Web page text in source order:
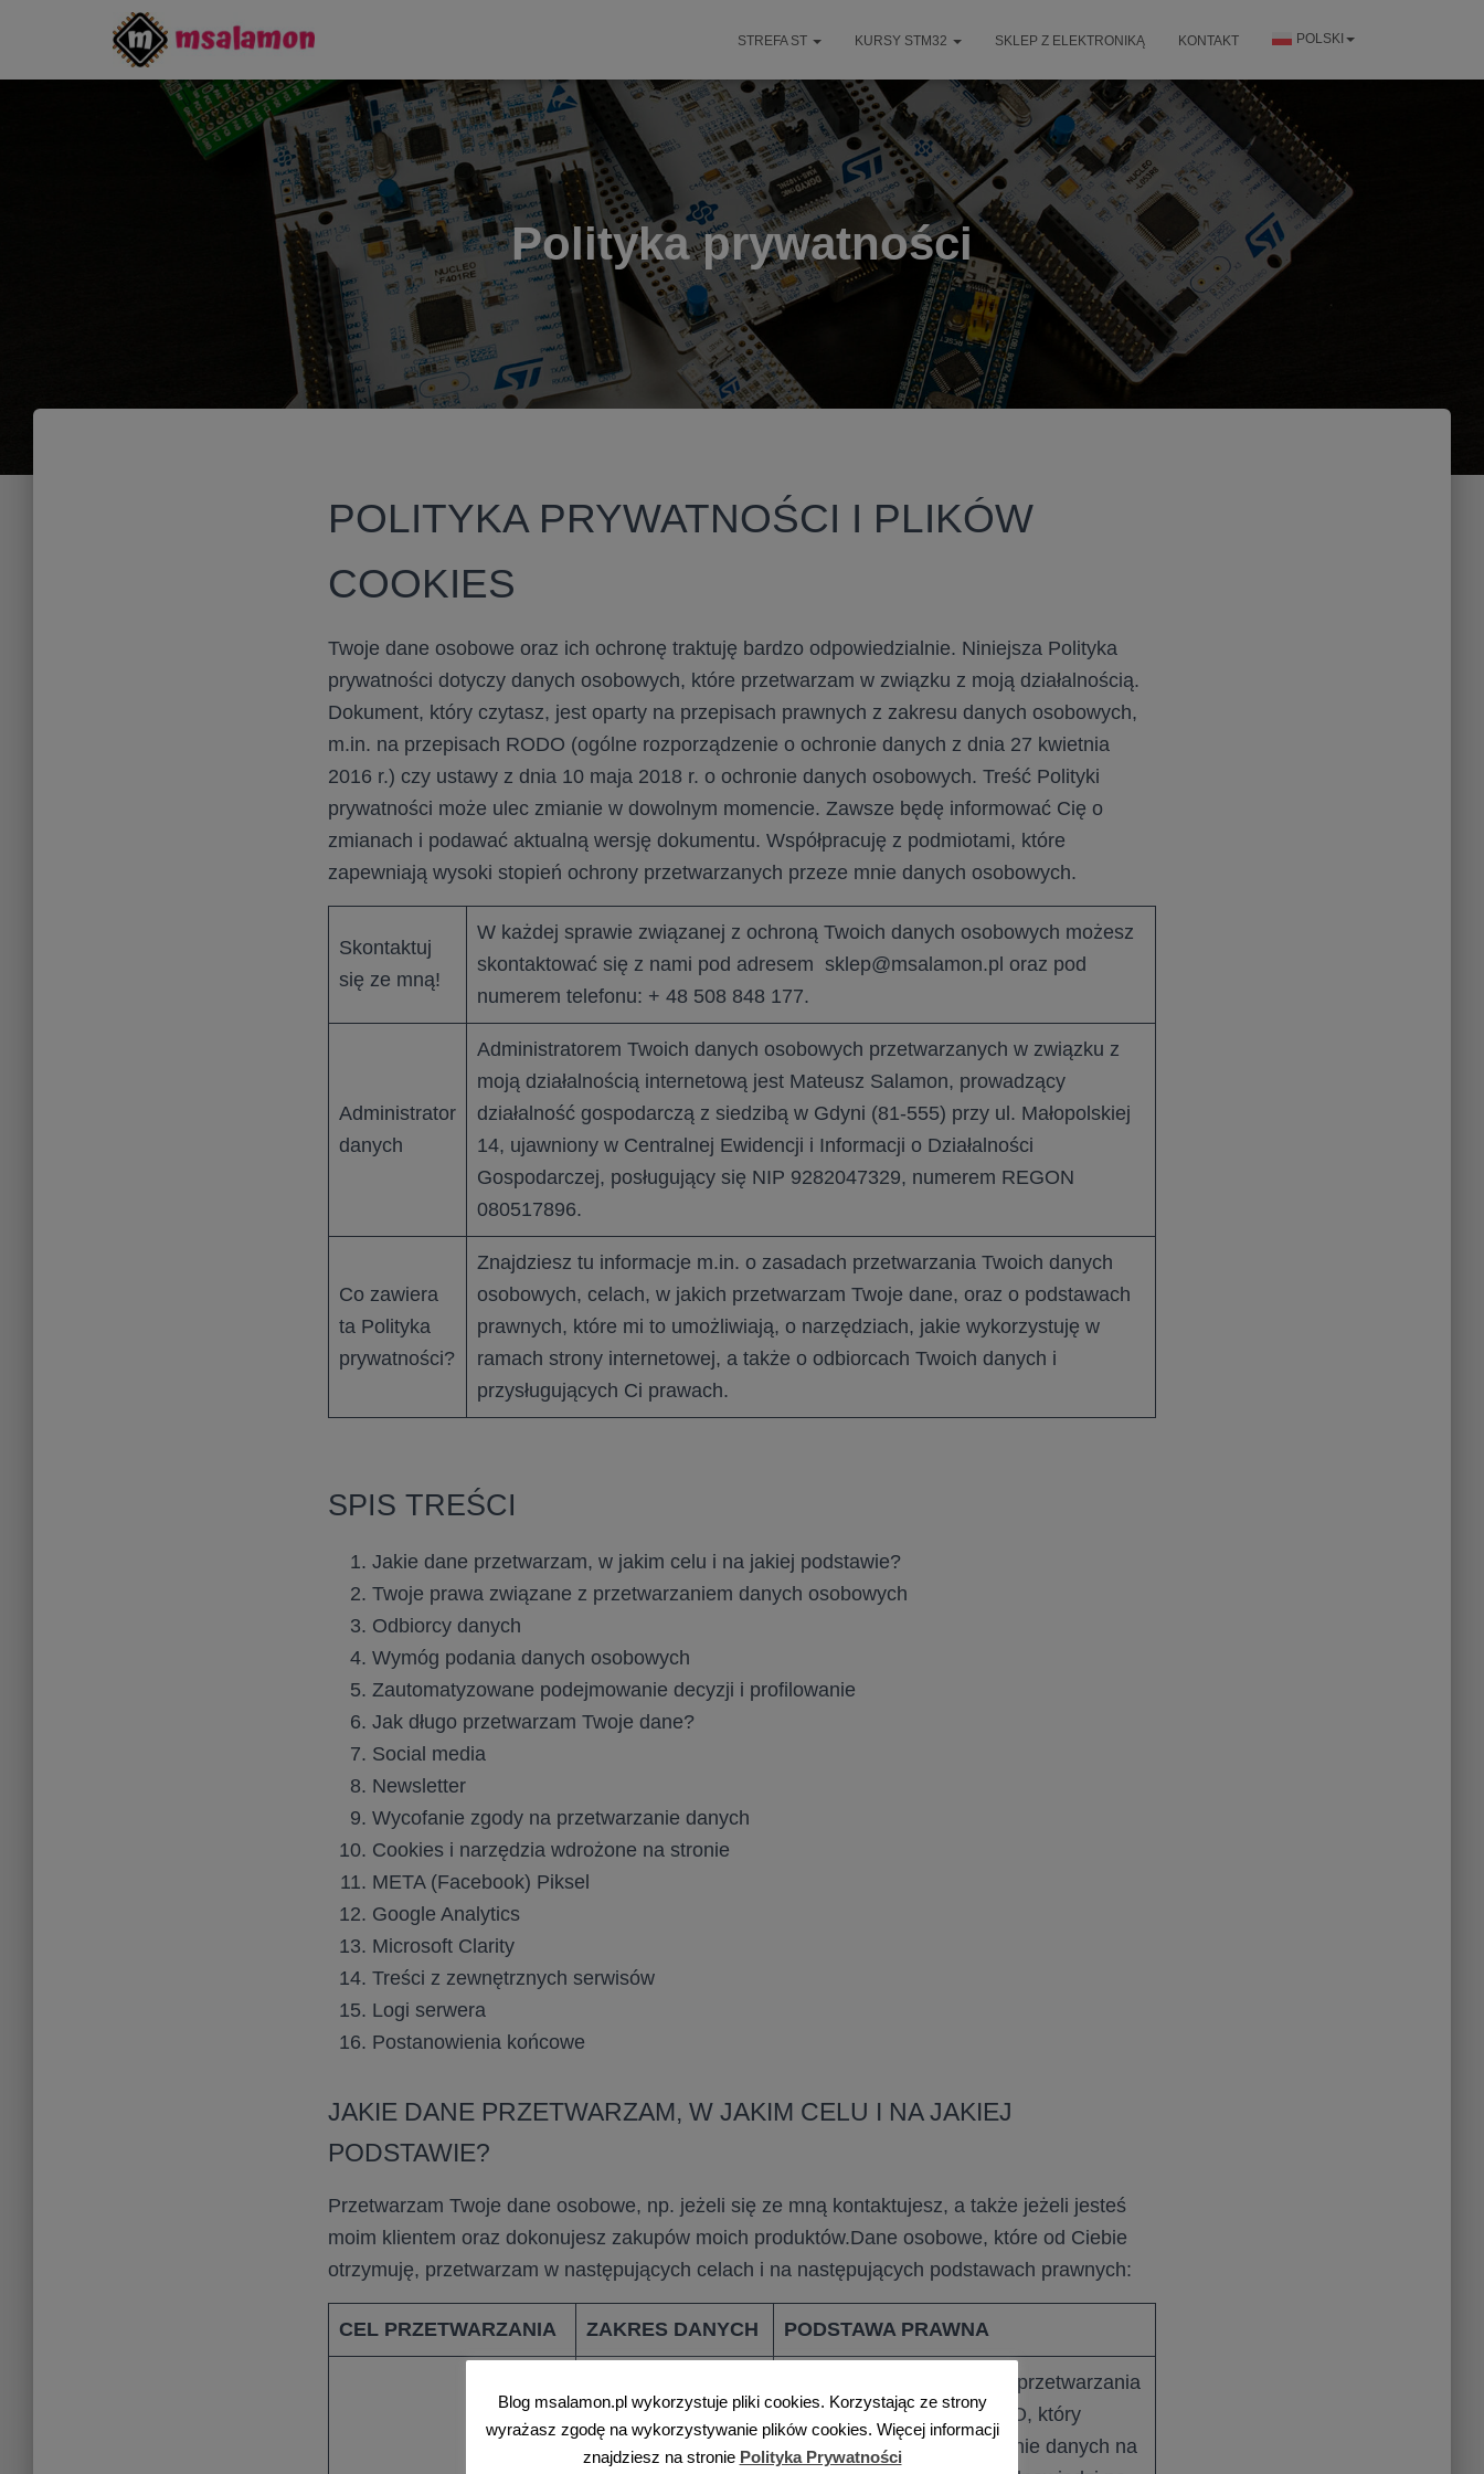
STREFA ST KURSY STM32 SKLEP Z ELEKTRONIKĄ KONTAKT POLSKI
Polityka prywatności
POLITYKA PRYWATNOŚCI I PLIKÓW
COOKIES
Twoje dane osobowe oraz ich ochronę traktuję bardzo odpowiedzialnie. Niniejsza Polityka
prywatności dotyczy danych osobowych, które przetwarzam w związku z moją działalnością.
Dokument, który czytasz, jest oparty na przepisach prawnych z zakresu danych osobowych,
m.in. na przepisach RODO (ogólne rozporządzenie o ochronie danych z dnia 27 kwietnia
2016 r.) czy ustawy z dnia 10 maja 2018 r. o ochronie danych osobowych. Treść Polityki
prywatności może ulec zmianie w dowolnym momencie. Zawsze będę informować Cię o
zmianach i podawać aktualną wersję dokumentu. Współpracuję z podmiotami, które
zapewniają wysoki stopień ochrony przetwarzanych przeze mnie danych osobowych.
Skontaktuj
się ze mną!
W każdej sprawie związanej z ochroną Twoich danych osobowych możesz
skontaktować się z nami pod adresem sklep@msalamon.pl oraz pod
numerem telefonu: + 48 508 848 177.
Administrator
danych
Administratorem Twoich danych osobowych przetwarzanych w związku z
moją działalnością internetową jest Mateusz Salamon, prowadzący
działalność gospodarczą z siedzibą w Gdyni (81-555) przy ul. Małopolskiej
14, ujawniony w Centralnej Ewidencji i Informacji o Działalności
Gospodarczej, posługujący się NIP 9282047329, numerem REGON
080517896.
Co zawiera
ta Polityka
prywatności?
Znajdziesz tu informacje m.in. o zasadach przetwarzania Twoich danych
osobowych, celach, w jakich przetwarzam Twoje dane, oraz o podstawach
prawnych, które mi to umożliwiają, o narzędziach, jakie wykorzystuję w
ramach strony internetowej, a także o odbiorcach Twoich danych i
przysługujących Ci prawach.
SPIS TREŚCI
Jakie dane przetwarzam, w jakim celu i na jakiej podstawie?
Twoje prawa związane z przetwarzaniem danych osobowych
Odbiorcy danych
Wymóg podania danych osobowych
Zautomatyzowane podejmowanie decyzji i profilowanie
Jak długo przetwarzam Twoje dane?
Social media
Newsletter
Wycofanie zgody na przetwarzanie danych
Cookies i narzędzia wdrożone na stronie
META (Facebook) Piksel
Google Analytics
Microsoft Clarity
Treści z zewnętrznych serwisów
Logi serwera
Postanowienia końcowe
JAKIE DANE PRZETWARZAM, W JAKIM CELU I NA JAKIEJ
PODSTAWIE?
Przetwarzam Twoje dane osobowe, np. jeżeli się ze mną kontaktujesz, a także jeżeli jesteś
moim klientem oraz dokonujesz zakupów moich produktów.Dane osobowe, które od Ciebie
otrzymuję, przetwarzam w następujących celach i na następujących podstawach prawnych:
CEL PRZETWARZANIA ZAKRES DANYCH PODSTAWA PRAWNA
adres e-mail (imię i
nazwisko), dane
Podstawą prawną takiego przetwarzania
jest art. 6 ust. 1 lit. a RODO, który
pozwala mi na przetwarzanie danych na
Blog msalamon.pl wykorzystuje pliki cookies. Korzystając ze strony
wyrażasz zgodę na wykorzystywanie plików cookies. Więcej informacji
znajdziesz na stronie Polityka Prywatności